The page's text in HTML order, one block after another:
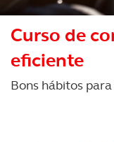
Curso de
eficiente
Bons hábitos